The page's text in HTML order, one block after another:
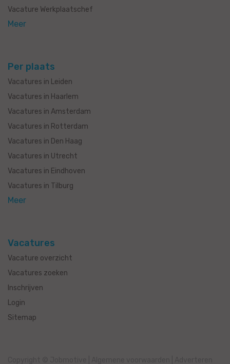
Vacature Werkplaatschef
Meer
Per plaats
Vacatures in Leiden
Vacatures in Haarlem
Vacatures in Amsterdam
Vacatures in Rotterdam
Vacatures in Den Haag
Vacatures in Utrecht
Vacatures in Eindhoven
Vacatures in Tilburg
Meer
Vacatures
Vacature overzicht
Vacatures zoeken
Inschrijven
Login
Sitemap